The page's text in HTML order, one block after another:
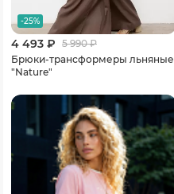
-25%
4 493 ₽ 5 990₽
Брюки-трансформеры льняные
"Nature"